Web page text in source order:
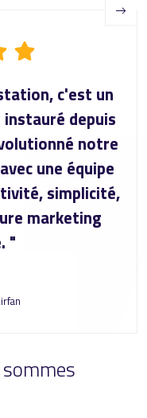
c'est un
depuis
notre
une équipe
simplicité,
marketing
"